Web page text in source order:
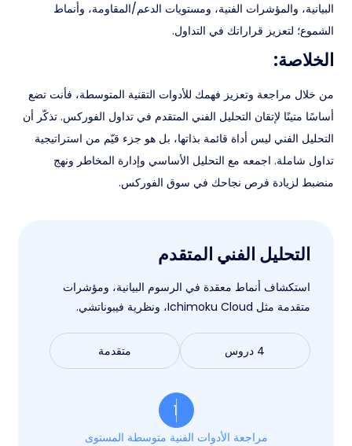
البيانية، والمؤشرات الفنية، ومستويات الدعم/المقاومة، وأنماط
الشموع؛ لتعزيز قراراتك في التداول.
الخلاصة:
من خلال مراجعة وتعزيز فهمك للأدوات التقنية المتوسطة، فأنت تضع
أساسًا متينًا لإتقان التحليل الفني المتقدم في تداول الفوركس. تذكّر أن
التحليل الفني ليس أداة قائمة بذاتها، بل هو جزء قيّم من استراتيجية
تداول شاملة. اجمعه مع التحليل الأساسي وإدارة المخاطر ونهج
منضبط لزيادة فرص نجاحك في سوق الفوركس.
التحليل الفني المتقدم
استكشاف أنماط معقدة في الرسوم البيانية، ومؤشرات
متقدمة مثل Ichimoku Cloud، ونظرية فيبوناتشي.
4 دروس متقدمة
1
مراجعة الأدوات الفنية متوسطة المستوى